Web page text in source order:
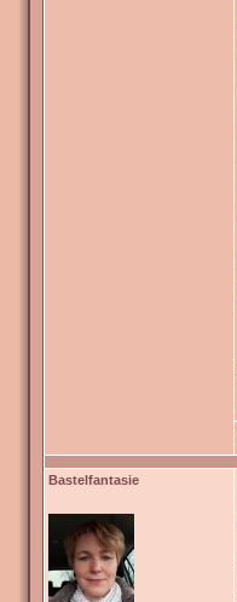
Bastelfantasie